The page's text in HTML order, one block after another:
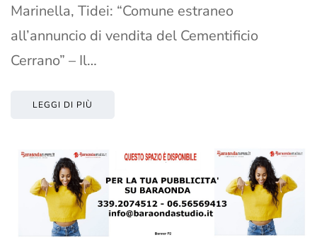
Marinella, Tidei: “Comune estraneo
all’annuncio di vendita del Cementificio
Cerrano” – Il…
LEGGI DI PIÙ